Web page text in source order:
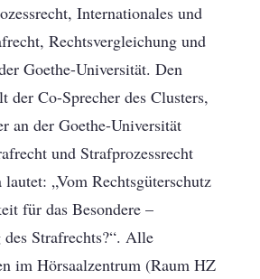
Internationales und
Rechtsvergleichung und
Goethe-Universität. Den
der Co-Sprecher des Clusters,
an der Goethe-Universität
und Strafprozessrecht
„Vom Rechtsgüterschutz
für das Besondere –
Strafrechts?“. Alle
im Hörsaalzentrum (Raum HZ